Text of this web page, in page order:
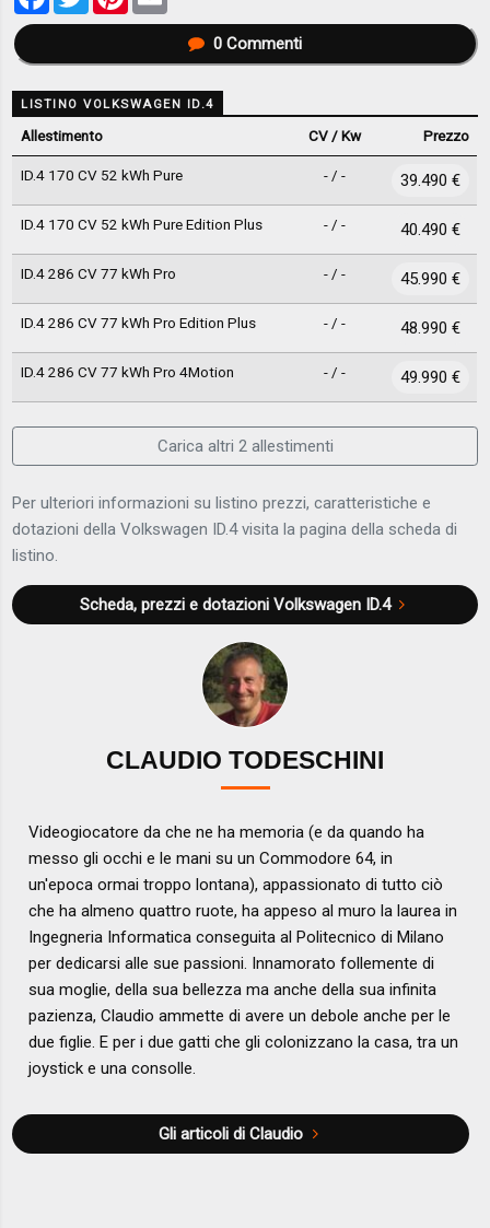
0Commenti
LISTINO VOLKSWAGEN ID.4
Allestimento CV / Kw Prezzo
ID.4 170 CV 52 kWh Pure - / - 39.490 €
ID.4 170 CV 52 kWh Pure Edition Plus - / - 40.490 €
ID.4 286 CV 77 kWh Pro - / - 45.990 €
ID.4 286 CV 77 kWh Pro Edition Plus - / - 48.990 €
ID.4 286 CV 77 kWh Pro 4Motion - / - 49.990 €
Carica altri 2 allestimenti
Per ulteriori informazioni su listino prezzi, caratteristiche e
dotazioni della Volkswagen ID.4 visita la pagina della scheda di
listino.
Scheda, prezzi e dotazioni Volkswagen ID.4
CLAUDIO TODESCHINI
Videogiocatore da che ne ha memoria (e da quando ha
messo gli occhi e le mani su un Commodore 64, in
un'epoca ormai troppo lontana), appassionato di tutto ciò
che ha almeno quattro ruote, ha appeso al muro la laurea in
Ingegneria Informatica conseguita al Politecnico di Milano
per dedicarsi alle sue passioni. Innamorato follemente di
sua moglie, della sua bellezza ma anche della sua infinita
pazienza, Claudio ammette di avere un debole anche per le
due figlie. E per i due gatti che gli colonizzano la casa, tra un
joystick e una consolle.
Gli articoli di Claudio